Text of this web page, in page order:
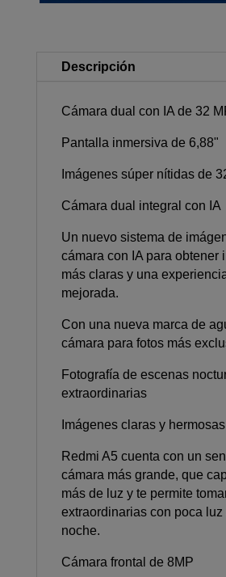
Descripción
Cámara dual con IA de 32
Pantalla inmersiva de 6,88"
Imágenes súper nítidas de
Cámara dual integral con IA
Un nuevo sistema de
cámara con IA para obtener
más claras y una
mejorada.
Con una nueva marca de
cámara para fotos más
Fotografía de escenas
extraordinarias
Imágenes claras y hermosas
Redmi A5 cuenta con un
cámara más grande, que
más de luz y te permite
extraordinarias con poca
noche.
Cámara frontal de 8MP